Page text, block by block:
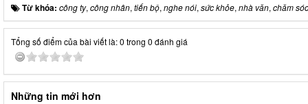
Từ khóa: công ty, công nhân, tiến bộ, nghe nói, sức khỏe, nhà văn, chăm sóc
Tổng số điểm của bài viết là: 0 trong 0 đánh giá
Những tin mới hơn